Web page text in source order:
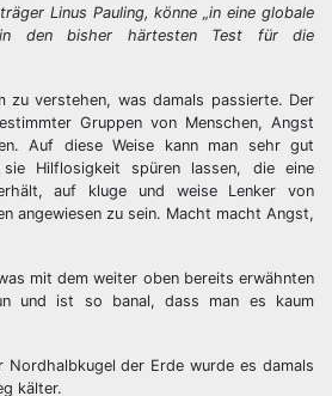
Linus Pauling, könne „in eine globale
in den bisher härtesten Test für die
zu verstehen, was damals passierte. Der
Gruppen von Menschen, Angst
Auf diese Weise kann man sehr gut
sie Hilflosigkeit spüren lassen, die eine
auf kluge und weise Lenker von
angewiesen zu sein. Macht macht Angst,
mit dem weiter oben bereits erwähnten
und ist so banal, dass man es kaum
Nordhalbkugel der Erde wurde es damals
kälter.